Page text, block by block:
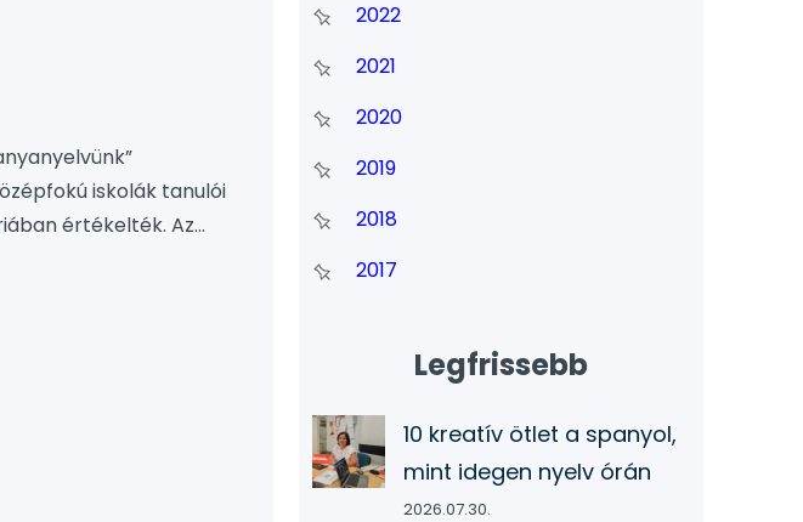
iskolák tanulói
értékelték. Az
írásbeli és szóbeli
2022
2021
2020
2019
2018
2017
Legfrissebb
10 kreatív ötlet a spanyol,
mint idegen nyelv órán
2026.07.30.